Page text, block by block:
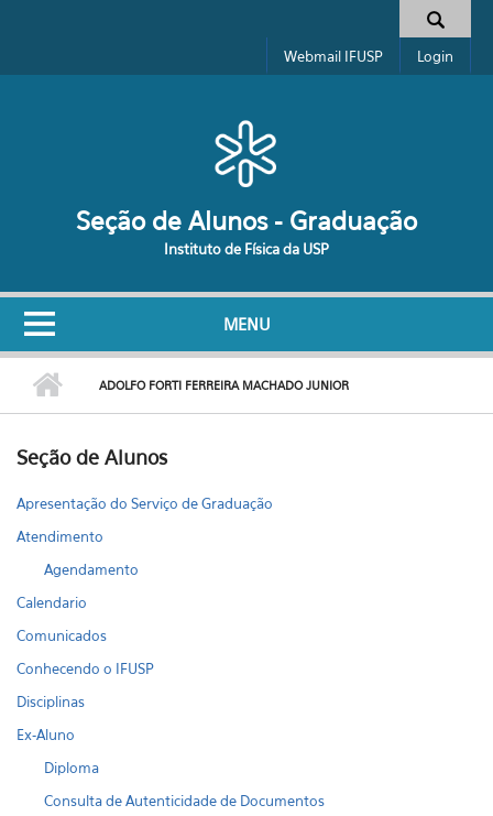
Formulário de busca
Webmail IFUSP Login
Seção de Alunos - Graduação
Instituto de Física da USP
MENU
ADOLFO FORTI FERREIRA MACHADO JUNIOR
Seção de Alunos
Apresentação do Serviço de Graduação
Atendimento
Agendamento
Calendario
Comunicados
Conhecendo o IFUSP
Disciplinas
Ex-Aluno
Diploma
Consulta de Autenticidade de Documentos